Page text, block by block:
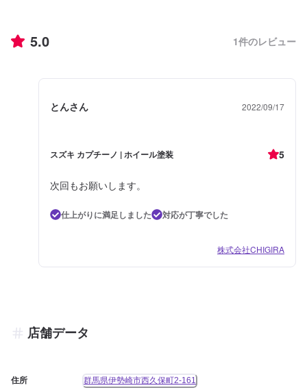
5.0 1件のレビュー
とんさん 2022/09/17
スズキ カプチーノ | ホイール塗装 5
次回もお願いします。
仕上がりに満足しました 対応が丁寧でした
株式会社CHIGIRA
店舗データ
住所 群馬県伊勢崎市西久保町2-161